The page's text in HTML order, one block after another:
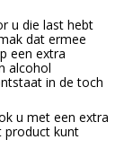
u die last hebt
dat ermee
een extra
alcohol
in de toch
u met een extra
product kunt